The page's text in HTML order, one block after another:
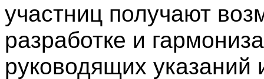
участниц получают
разработке и
руководящих указаний